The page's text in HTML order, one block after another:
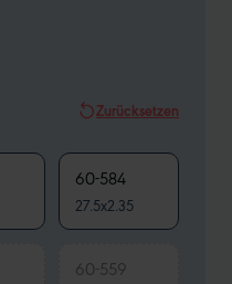
Zurücksetzen
60-584
27.5x2.35
60-559